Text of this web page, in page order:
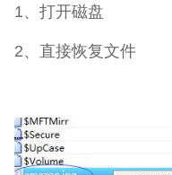
1、打开磁盘
2、直接恢复文件